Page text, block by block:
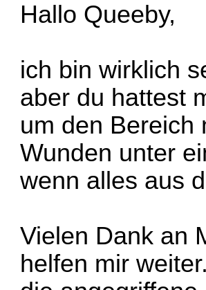
Hallo Queeby,
ich bin wirklich
aber du hattest
um den Bereich
Wunden unter
wenn alles aus
Vielen Dank an
helfen mir